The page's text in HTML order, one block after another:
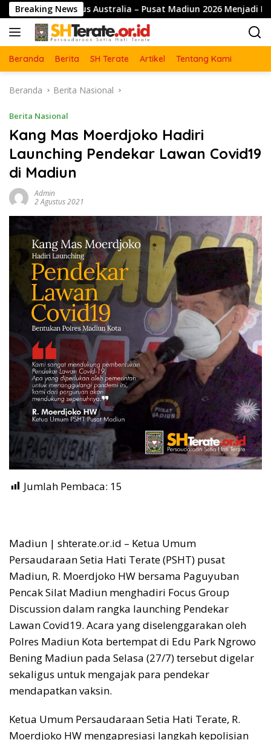
Langsung
ke
konten
Breaking News
Australia – Pusat Madiun 2026 Menjadi Perhatian Dunia
Beranda Berita SH Terate Artikel Tentang Kami
Beranda Berita Nasional
Berita Nasional
Kang Mas Moerdjoko Hadiri
Launching Pendekar Lawan Covid19
di Madiun
Admin
2 Agustus 2021
Jumlah Pembaca: 15
Madiun | shterate.or.id – Ketua Umum
Persaudaraan Setia Hati Terate (PSHT) pusat
Madiun, R. Moerdjoko HW bersama Paguyuban
Pencak Silat Madiun menghadiri Focus Group
Discussion dalam rangka launching Pendekar
Lawan Covid19. Acara yang diselenggarakan oleh
Polres Madiun Kota bertempat di Edu Park Ngrowo
Bening Madiun pada Selasa (27/7) tersebut digelar
sekaligus untuk mengajak para pendekar
mendapatkan vaksin.
Ketua Umum Persaudaraan Setia Hati Terate, R.
Moerdjoko HW mengapresiasi langkah kepolisian